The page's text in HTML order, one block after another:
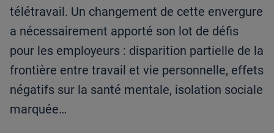
télétravail. Un changement de cette envergure
a nécessairement apporté son lot de défis
pour les employeurs : disparition partielle de la
frontière entre travail et vie personnelle, effets
négatifs sur la santé mentale, isolation sociale
marquée…